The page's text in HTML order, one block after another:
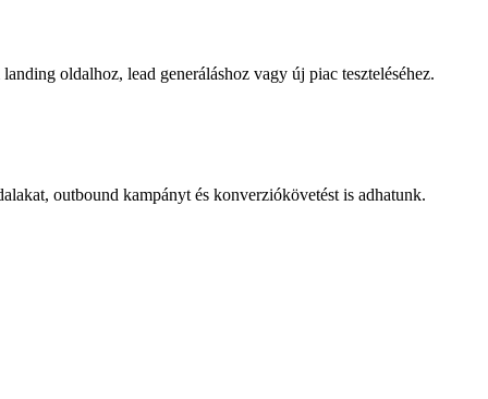
oldalhoz, lead generáláshoz vagy új piac teszteléséhez.
outbound kampányt és konverziókövetést is adhatunk.